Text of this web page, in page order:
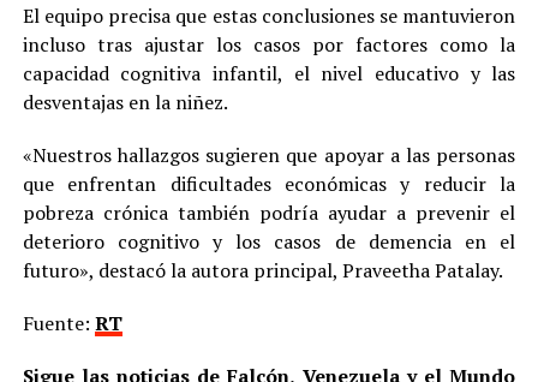
El equipo precisa que estas conclusiones se mantuvieron
incluso tras ajustar los casos por factores como la
capacidad cognitiva infantil, el nivel educativo y las
desventajas en la niñez.
«Nuestros hallazgos sugieren que apoyar a las personas
que enfrentan dificultades económicas y reducir la
pobreza crónica también podría ayudar a prevenir el
deterioro cognitivo y los casos de demencia en el
futuro», destacó la autora principal, Praveetha Patalay.
Fuente: RT
Sigue las noticias de Falcón, Venezuela y el Mundo